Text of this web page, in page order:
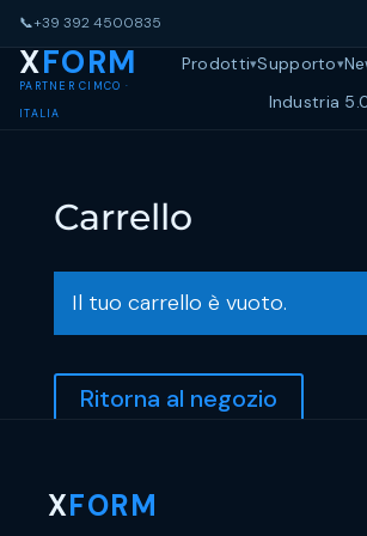
📞+39 392 4500835
XFORM
PARTNER CIMCO ·
ITALIA
Prodotti Supporto
Industria
Carrello
Il tuo carrello è vuoto.
Ritorna al negozio
XFORM